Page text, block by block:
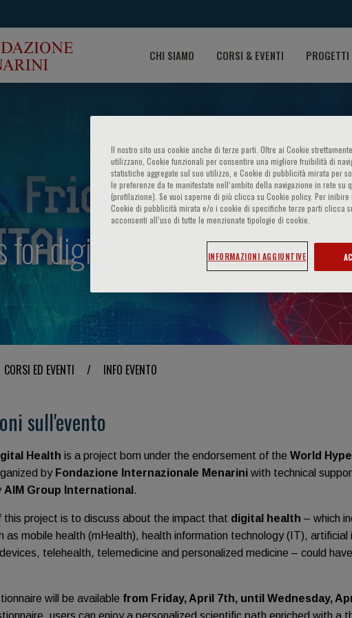
CHI SIAMO CORSI & EVENTI
digital health
CORSI ED EVENTI / INFO EVENTO
sull'evento
Health is a project born under the endorsement of the World
by Fondazione Internazionale Menarini with technical
AIM Group International .
this project is to discuss about the impact that digital health – which
as mobile health (mHealth), health information technology (IT), artificial
telehealth, telemedicine and personalized medicine – could
will be available from Friday, April 7th, until Wednesday,
users can enjoy a personalized scientific path enriched with a
Il nostro sito usa cookie anche di terze parti. Oltre ai Cookie
utilizzano, Cookie funzionali per consentire una migliore fruibilità di
statistiche aggregate sul suo utilizzo, e Cookie di pubblicità mirata per
le preferenze da te manifestate nell‘ambito della navigazione in rete
(profilazione). Se vuoi saperne di più clicca su Cookie policy. Per
Cookie di pubblicità mirata e/o i cookie di specifiche terze parti clicca su
acconsenti all’uso di tutte le menzionate tipologie di cookie.
INFORMAZIONI AGGIUNTIVE